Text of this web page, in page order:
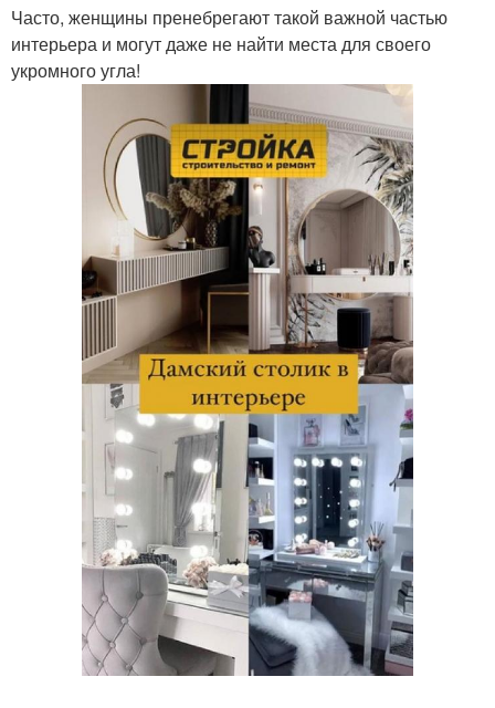
Часто, женщины пренебрегают такой важной частью
интерьера и могут даже не найти места для своего
укромного угла!